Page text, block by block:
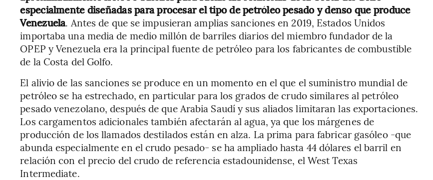
especialmente diseñadas para procesar el tipo de petróleo pesado y denso que produce
Venezuela. Antes de que se impusieran amplias sanciones en 2019, Estados Unidos
importaba una media de medio millón de barriles diarios del miembro fundador de la
OPEP y Venezuela era la principal fuente de petróleo para los fabricantes de combustible
de la Costa del Golfo.
El alivio de las sanciones se produce en un momento en el que el suministro mundial de
petróleo se ha estrechado, en particular para los grados de crudo similares al petróleo
pesado venezolano, después de que Arabia Saudí y sus aliados limitaran las exportaciones.
Los cargamentos adicionales también afectarán al agua, ya que los márgenes de
producción de los llamados destilados están en alza. La prima para fabricar gasóleo -que
abunda especialmente en el crudo pesado- se ha ampliado hasta 44 dólares el barril en
relación con el precio del crudo de referencia estadounidense, el West Texas
Intermediate.